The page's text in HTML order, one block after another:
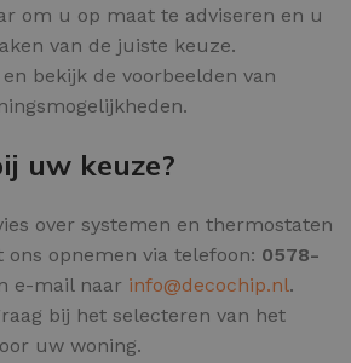
om u op maat te adviseren en u
van de juiste keuze.
bekijk de voorbeelden van
uw keuze?
over systemen en thermostaten
opnemen via telefoon: 0578-
e-mail naar info@decochip.nl.
bij het selecteren van het
uw woning.